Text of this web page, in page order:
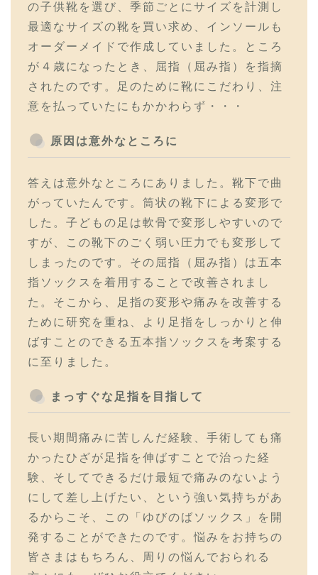
の子供靴を選び、季節ごとにサイズを計測し
最適なサイズの靴を買い求め、インソールも
オーダーメイドで作成していました。ところ
が４歳になったとき、屈指（屈み指）を指摘
されたのです。足のために靴にこだわり、注
意を払っていたにもかかわらず・・・
原因は意外なところに
答えは意外なところにありました。靴下で曲
がっていたんです。筒状の靴下による変形で
した。子どもの足は軟骨で変形しやすいので
すが、この靴下のごく弱い圧力でも変形して
しまったのです。その屈指（屈み指）は五本
指ソックスを着用することで改善されまし
た。そこから、足指の変形や痛みを改善する
ために研究を重ね、より足指をしっかりと伸
ばすことのできる五本指ソックスを考案する
に至りました。
まっすぐな足指を目指して
長い期間痛みに苦しんだ経験、手術しても痛
かったひざが足指を伸ばすことで治った経
験、そしてできるだけ最短で痛みのないよう
にして差し上げたい、という強い気持ちがあ
るからこそ、この「ゆびのばソックス」を開
発することができたのです。悩みをお持ちの
皆さまはもちろん、周りの悩んでおられる